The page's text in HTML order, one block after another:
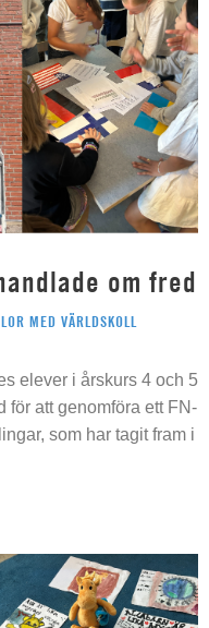
om fred
MED VÄRLDSKOLL
elever i årskurs 4 och 5
för att genomföra ett FN-
som har tagit fram i